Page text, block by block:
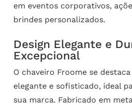
em eventos corporativos,
brindes personalizados.
Design Elegante e
Excepcional
O chaveiro Froome se
elegante e sofisticado, ideal
sua marca. Fabricado em